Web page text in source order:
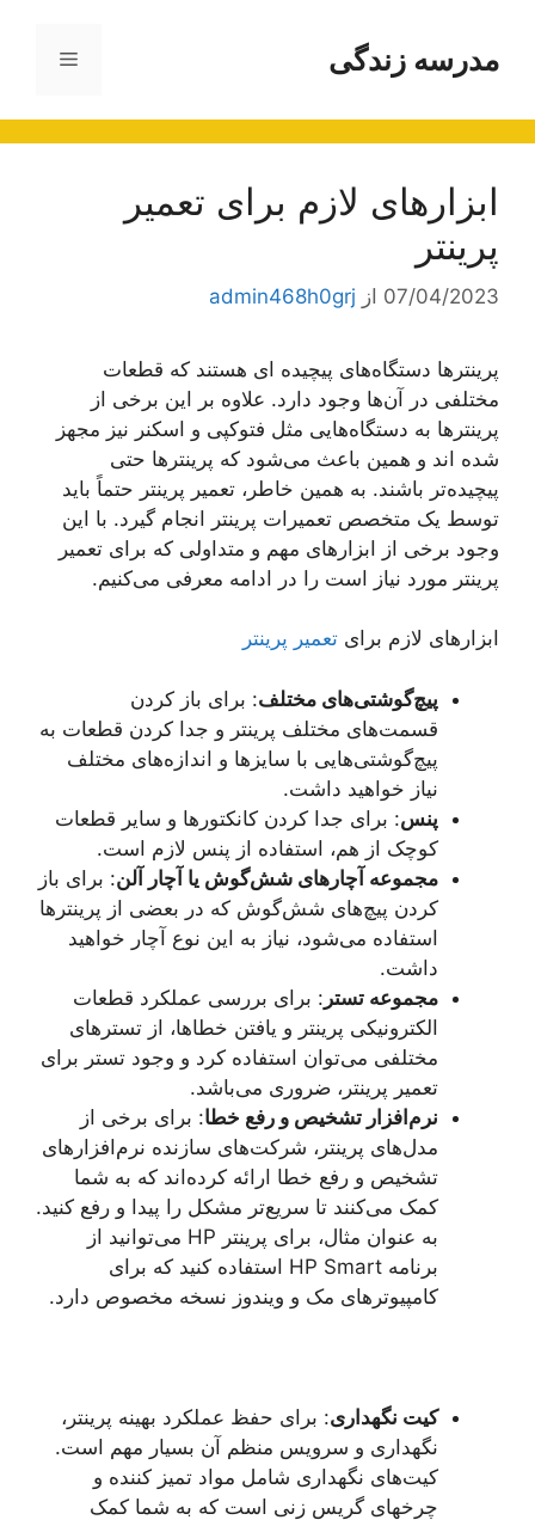
محتوامدرسه زندگی فهرست
ابزارهای لازم برای تعمیر
پرینتر
07/04/2023 از admin468h0grj
پرینترها دستگاه‌های پیچیده ای هستند که قطعات
مختلفی در آن‌ها وجود دارد. علاوه بر این برخی از
پرینترها به دستگاه‌هایی مثل فتوکپی و اسکنر نیز مجهز
شده اند و همین باعث می‌شود که پرینترها حتی
پیچیده‌تر باشند. به همین خاطر، تعمیر پرینتر حتماً باید
توسط یک متخصص تعمیرات پرینتر انجام گیرد. با این
وجود برخی از ابزارهای مهم و متداولی که برای تعمیر
پرینتر مورد نیاز است را در ادامه معرفی می‌کنیم.
ابزارهای لازم برای تعمیر پرینتر
پیچ‌گوشتی‌های مختلف: برای باز کردن
قسمت‌های مختلف پرینتر و جدا کردن قطعات به
پیچ‌گوشتی‌هایی با سایزها و اندازه‌های مختلف
نیاز خواهید داشت.
پنس: برای جدا کردن کانکتورها و سایر قطعات
کوچک از هم، استفاده از پنس لازم است.
مجموعه آچارهای شش‌گوش یا آچار آلن: برای باز
کردن پیچ‌های شش‌گوش که در بعضی از پرینترها
استفاده می‌شود، نیاز به این نوع آچار خواهید
داشت.
مجموعه تستر : برای بررسی عملکرد قطعات
الکترونیکی پرینتر و یافتن خطاها، از تسترهای
مختلفی می‌توان استفاده کرد و وجود تستر برای
تعمیر پرینتر، ضروری می‌باشد.
نرم‌افزار تشخیص و رفع خطا: برای برخی از
مدل‌های پرینتر، شرکت‌های سازنده نرم‌افزارهای
تشخیص و رفع خطا ارائه کرده‌اند که به شما
کمک می‌کنند تا سریع‌تر مشکل را پیدا و رفع کنید.
به عنوان مثال، برای پرینتر HP می‌توانید از
برنامه HP Smart استفاده کنید که برای
کامپیوترهای مک و ویندوز نسخه مخصوص دارد.
کیت نگهداری: برای حفظ عملکرد بهینه پرینتر،
نگهداری و سرویس منظم آن بسیار مهم است.
کیت‌های نگهداری شامل مواد تمیز کننده و
چرخهای گریس زنی است که به شما کمک